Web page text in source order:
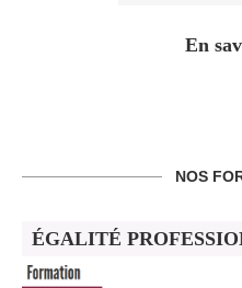
En
NOS
ÉGALITÉ